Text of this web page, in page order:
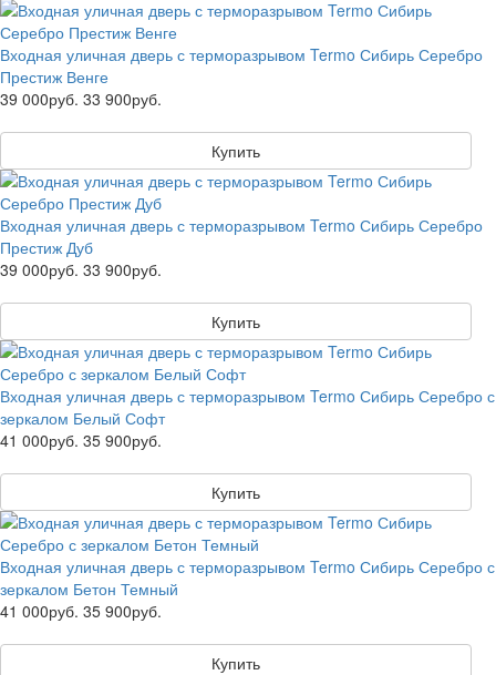
Входная уличная дверь с терморазрывом Termo Сибирь Серебро
Престиж Венге
39 000руб. 33 900руб.
Купить
Входная уличная дверь с терморазрывом Termo Сибирь Серебро
Престиж Дуб
39 000руб. 33 900руб.
Купить
Входная уличная дверь с терморазрывом Termo Сибирь Серебро с
зеркалом Белый Софт
41 000руб. 35 900руб.
Купить
Входная уличная дверь с терморазрывом Termo Сибирь Серебро с
зеркалом Бетон Темный
41 000руб. 35 900руб.
Купить